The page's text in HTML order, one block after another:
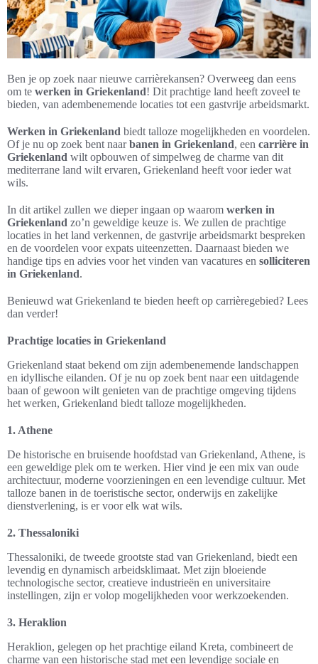
Ben je op zoek naar nieuwe carrièrekansen? Overweeg dan eens
om te werken in Griekenland! Dit prachtige land heeft zoveel te
bieden, van adembenemende locaties tot een gastvrije arbeidsmarkt.
Werken in Griekenland biedt talloze mogelijkheden en voordelen.
Of je nu op zoek bent naarbanen in Griekenland, een carrière in
Griekenland wilt opbouwen of simpelweg de charme van dit
mediterrane land wilt ervaren, Griekenland heeft voor ieder wat
wils.
In dit artikel zullen we dieper ingaan op waarom werken in
Griekenland zo’n geweldige keuze is. We zullen de prachtige
locaties in het land verkennen, de gastvrije arbeidsmarkt bespreken
en de voordelen voor expats uiteenzetten. Daarnaast bieden we
handige tips en advies voor het vinden van vacatures en solliciteren
in Griekenland.
Benieuwd wat Griekenland te bieden heeft op carrièregebied? Lees
dan verder!
Prachtige locaties in Griekenland
Griekenland staat bekend om zijn adembenemende landschappen
en idyllische eilanden. Of je nu op zoek bent naar een uitdagende
baan of gewoon wilt genieten van de prachtige omgeving tijdens
het werken, Griekenland biedt talloze mogelijkheden.
1. Athene
De historische en bruisende hoofdstad van Griekenland, Athene, is
een geweldige plek om te werken. Hier vind je een mix van oude
architectuur, moderne voorzieningen en een levendige cultuur. Met
talloze banen in de toeristische sector, onderwijs en zakelijke
dienstverlening, is er voor elk wat wils.
2. Thessaloniki
Thessaloniki, de tweede grootste stad van Griekenland, biedt een
levendig en dynamisch arbeidsklimaat. Met zijn bloeiende
technologische sector, creatieve industrieën en universitaire
instellingen, zijn er volop mogelijkheden voor werkzoekenden.
3. Heraklion
Heraklion, gelegen op het prachtige eiland Kreta, combineert de
charme van een historische stad met een levendige sociale en